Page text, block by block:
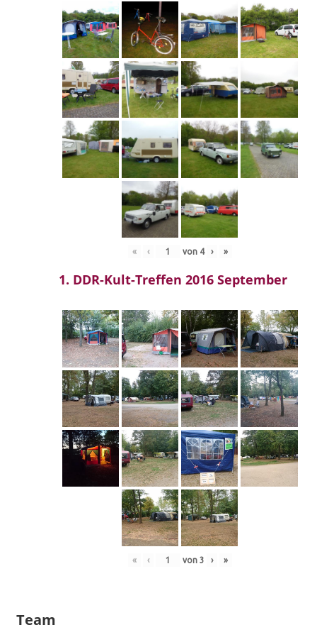
« ‹ von 4 › »
1. DDR-Kult-Treffen 2016 September
« ‹ von 3 › »
Team